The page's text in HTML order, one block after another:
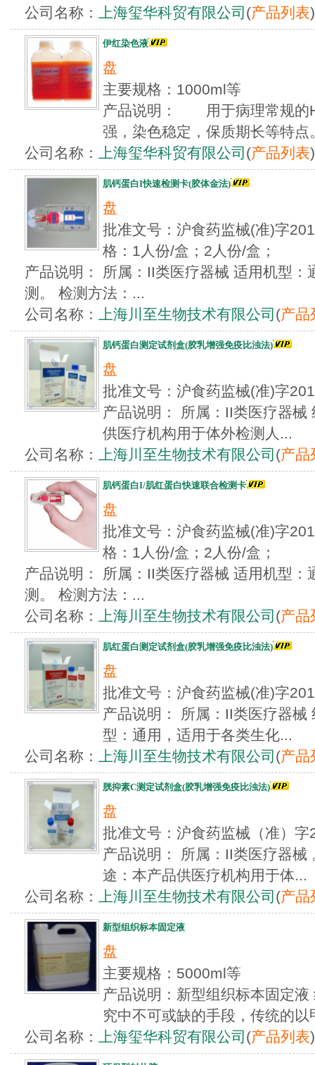
公司名称：
上海玺华科贸有限公司 (产品列表)
伊红染色液
盘
主要规格：1000ml等
产品说明： 用于病理常规的
强，染色稳定，保质期长等特点
公司名称：
上海玺华科贸有限公司 (产品列表)
肌钙蛋白I快速检测卡(胶体金法)
盘
批准文号：沪食药监械(准)字
格：1人份/盒；2人份/盒；
产品说明： 所属：II类医疗器械 适用机型：
测。 检测方法：...
公司名称：
上海川至生物技术有限公司 (产品
肌钙蛋白测定试剂盒(胶乳增强免疫比浊法)
盘
批准文号：沪食药监械(准)
产品说明： 所属：II类医疗器械
供医疗机构用于体外检测人...
公司名称：
上海川至生物技术有限公司 (产品
肌钙蛋白I/肌红蛋白快速联合检测卡
盘
批准文号：沪食药监械(准)字
格：1人份/盒；2人份/盒；
产品说明： 所属：II类医疗器械 适用机型：
测。 检测方法：...
公司名称：
上海川至生物技术有限公司 (产品
肌红蛋白测定试剂盒(胶乳增强免疫比浊法)
盘
批准文号：沪食药监械(准)
产品说明： 所属：II类医疗器械
型：通用，适用于各类生化...
公司名称：
上海川至生物技术有限公司 (产品
胱抑素C测定试剂盒(胶乳增强免疫比浊法)
盘
批准文号：沪食药监械（准
产品说明： 所属：II类医疗器械
途：本产品供医疗机构用于体...
公司名称：
上海川至生物技术有限公司 (产品
新型组织标本固定液
盘
主要规格：5000ml等
产品说明：新型组织标本固定
究中不可或缺的手段，传统的以
公司名称：
上海玺华科贸有限公司 (产品列表)